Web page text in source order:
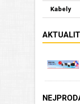
Kabely